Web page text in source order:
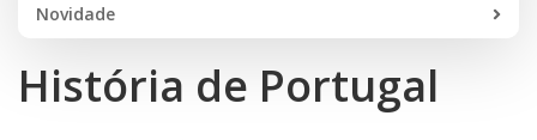
Novidade
História de Portugal